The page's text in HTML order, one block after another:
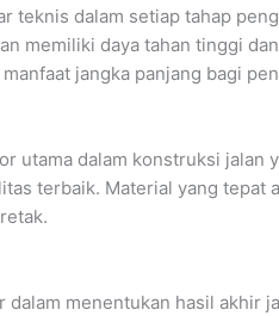
dalam setiap tahap
memiliki daya tahan tinggi
jangka panjang bagi
utama dalam konstruksi jalan
terbaik. Material yang
menentukan hasil